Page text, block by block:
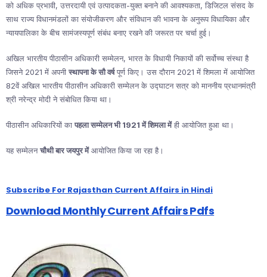
को अधिक प्रभावी, उत्तरदायी एवं उत्पादकता-युक्त बनाने की आवश्यकता, डिजिटल संसद के
साथ राज्य विधानमंडलों का संयोजीकरण और संविधान की भावना के अनुरूप विधायिका और
न्यायपालिका के बीच सामंजस्यपूर्ण संबंध बनाए रखने की जरूरत पर चर्चा हुई।
अखिल भारतीय पीठासीन अधिकारी सम्मेलन, भारत के विधायी निकायों की सर्वोच्च संस्था है
जिसने 2021 में अपनी स्थापना के सौ वर्षपूर्ण किए। उस दौरान 2021 में शिमला में आयोजित
82वें अखिल भारतीय पीठासीन अधिकारी सम्मेलन के उद्घाटन सत्र को माननीय प्रधानमंत्री
श्री नरेन्द्र मोदी ने संबोधित किया था।
पीठासीन अधिकारियों का पहला सम्मेलन भी 1921 में शिमला मेंही आयोजित हुआ था।
यह सम्मेलनचौथी बार जयपुर मेंआयोजित किया जा रहा है।
Subscribe For Rajasthan Current Affairs in Hindi
Download Monthly Current Affairs Pdfs